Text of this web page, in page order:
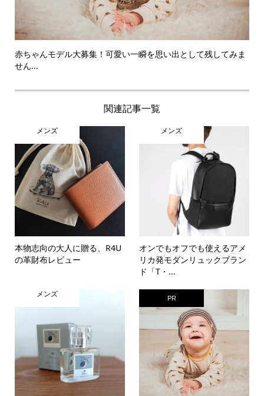
赤ちゃんモデル大募集！可愛い一瞬を思い出として残してみま
せん...
関連記事一覧
メンズ
本物志向の大人に贈る、R4U
の革財布レビュー
メンズ
オンでもオフでも使えるアメ
リカ発モダンリュックブラン
ド「T・...
メンズ PR